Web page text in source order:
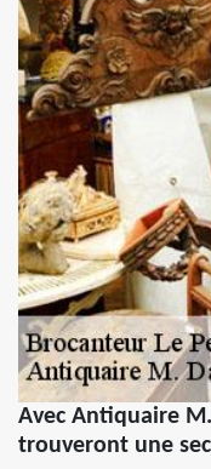
Avec Antiquaire
trouveront une